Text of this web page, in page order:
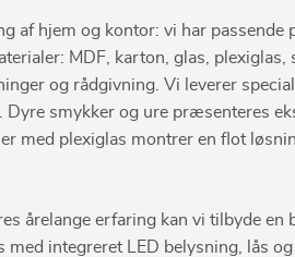
hjem og kontor: vi har passende
MDF, karton, glas,
og rådgivning. Vi leverer
smykker og ure præsenteres
med plexiglas montrer en flot
årelange erfaring kan vi tilbyde
integreret LED belysning, lås